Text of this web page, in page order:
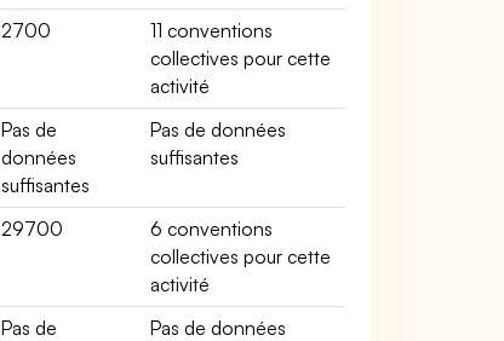
2700
11 conventions
collectives pour cette
activité
Pas de
données
suffisantes
Pas de données
suffisantes
29700
6 conventions
collectives pour cette
activité
Pas de
Pas de données